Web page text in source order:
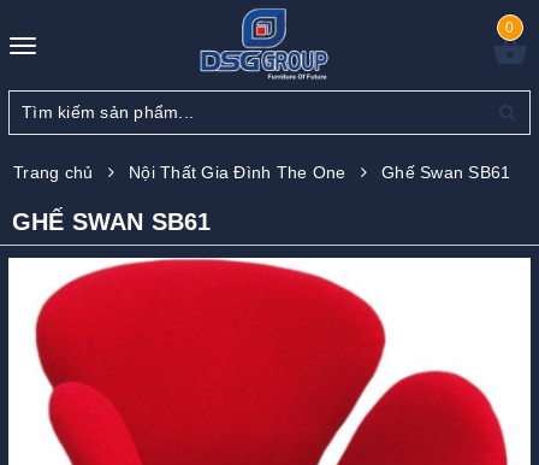
Toggle
0
Trang chủ Nội Thất Gia Đình The One Ghế Swan SB61
GHẾ SWAN SB61